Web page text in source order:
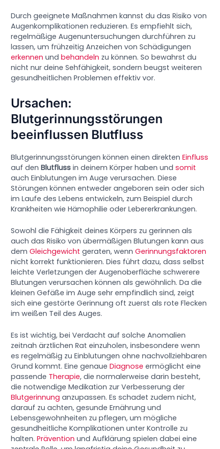
Durch geeignete Maßnahmen kannst du das Risiko von
Augenkomplikationen reduzieren. Es empfiehlt sich,
regelmäßige Augenuntersuchungen durchführen zu
lassen, um frühzeitig Anzeichen von Schädigungen
erkennen undbehandeln zu können. So bewahrst du
nicht nur deine Sehfähigkeit, sondern beugst weiteren
gesundheitlichen Problemen effektiv vor.
Ursachen:
Blutgerinnungsstörungen
beeinflussen Blutfluss
Blutgerinnungsstörungen können einen direktenEinfluss
auf denBlutfluss in deinem Körper haben undsomit
auch Einblutungen im Auge verursachen. Diese
Störungen können entweder angeboren sein oder sich
im Laufe des Lebens entwickeln, zum Beispiel durch
Krankheiten wie Hämophilie oder Lebererkrankungen.
Sowohl die Fähigkeit deines Körpers zu gerinnen als
auch das Risiko von übermäßigen Blutungen kann aus
demGleichgewicht geraten, wennGerinnungsfaktoren
nicht korrekt funktionieren. Dies führt dazu, dass selbst
leichte Verletzungen der Augenoberfläche schwerere
Blutungen verursachen können als gewöhnlich. Da die
kleinen Gefäße im Auge sehr empfindlich sind, zeigt
sich eine gestörte Gerinnung oft zuerst als rote Flecken
im weißen Teil des Auges.
Es ist wichtig, bei Verdacht auf solche Anomalien
zeitnah ärztlichen Rat einzuholen, insbesondere wenn
es regelmäßig zu Einblutungen ohne nachvollziehbaren
Grund kommt. Eine genaueDiagnose ermöglicht eine
passende Therapie, die normalerweise darin besteht,
die notwendige Medikation zur Verbesserung der
Blutgerinnung anzupassen. Es schadet zudem nicht,
darauf zu achten, gesunde Ernährung und
Lebensgewohnheiten zu pflegen, um mögliche
gesundheitliche Komplikationen unter Kontrolle zu
halten.Prävention und Aufklärung spielen dabei eine